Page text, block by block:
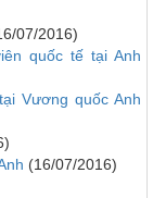
07/2016)
quốc tế tại Anh
Vương quốc Anh
(16/07/2016)